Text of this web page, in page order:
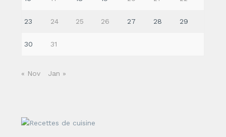
23 24 25 26 27 28 29
30 31
« Nov Jan »